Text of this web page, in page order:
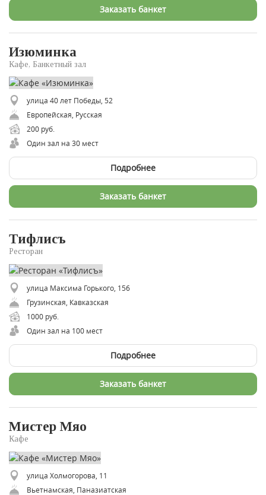
Заказать банкет
Изюминка
Кафе, Банкетный зал
улица 40 лет Победы, 52
Европейская, Русская
200 руб.
Один зал на 30 мест
Подробнее
Заказать банкет
Тифлисъ
Ресторан
улица Максима Горького, 156
Грузинская, Кавказская
1000 руб.
Один зал на 100 мест
Подробнее
Заказать банкет
Мистер Мяо
Кафе
улица Холмогорова, 11
​Вьетнамская, ​Паназиатская